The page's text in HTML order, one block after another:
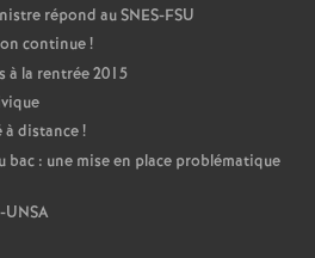
répond au SNES-FSU
continue!
à la rentrée 2015
à distance!
bac : une mise en place problématique
UNSA